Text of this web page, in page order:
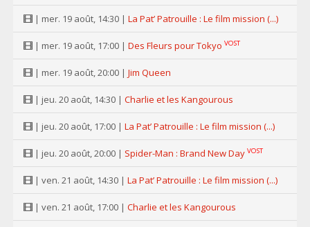
| mer. 19 août, 14:30 | La Pat’ Patrouille : Le film mission (...)
| mer. 19 août, 17:00 | Des Fleurs pour Tokyo VOST
| mer. 19 août, 20:00 | Jim Queen
| jeu. 20 août, 14:30 | Charlie et les Kangourous
| jeu. 20 août, 17:00 | La Pat’ Patrouille : Le film mission (...)
| jeu. 20 août, 20:00 | Spider-Man : Brand New Day VOST
| ven. 21 août, 14:30 | La Pat’ Patrouille : Le film mission (...)
| ven. 21 août, 17:00 | Charlie et les Kangourous